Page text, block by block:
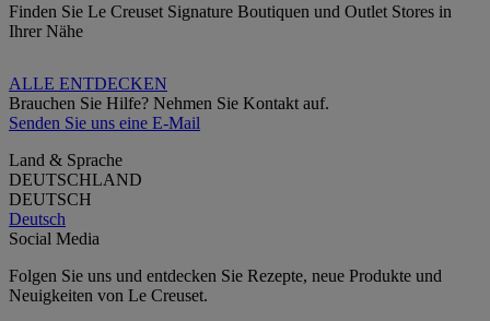
Finden Sie Le Creuset Signature Boutiquen und Outlet Stores in
Ihrer Nähe
ALLE ENTDECKEN
Brauchen Sie Hilfe? Nehmen Sie Kontakt auf.
Senden Sie uns eine E-Mail
Land & Sprache
DEUTSCHLAND
DEUTSCH
Deutsch
Social Media
Folgen Sie uns und entdecken Sie Rezepte, neue Produkte und
Neuigkeiten von Le Creuset.